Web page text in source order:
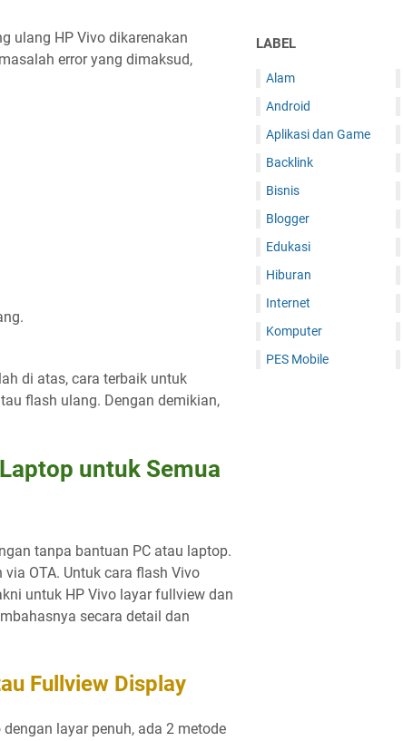
ulang HP Vivo dikarenakan
error yang dimaksud,
di atas, cara terbaik untuk
flash ulang. Dengan demikian,
untuk Semua
tanpa bantuan PC atau laptop.
OTA. Untuk cara flash Vivo
untuk HP Vivo layar fullview dan
secara detail dan
Fullview Display
layar penuh, ada 2 metode
LABEL
Alam
Android
Aplikasi dan Game
Backlink
Bisnis
Blogger
Edukasi
Hiburan
Internet
Komputer
PES Mobile